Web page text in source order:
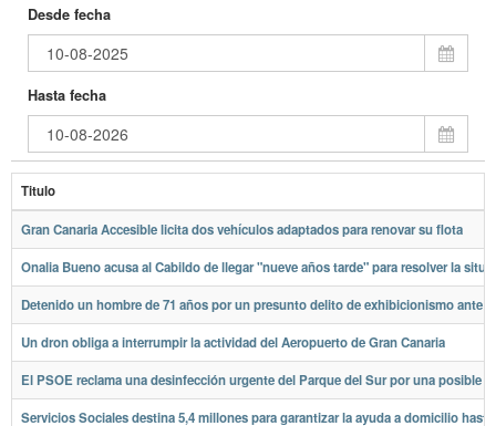
Desde fecha
Hasta fecha
Titulo
Gran Canaria Accesible licita dos vehículos adaptados para renovar su flota
Onalia Bueno acusa al Cabildo de llegar "nueve años tarde" para resolver la
Detenido un hombre de 71 años por un presunto delito de exhibicionismo ante
Un dron obliga a interrumpir la actividad del Aeropuerto de Gran Canaria
El PSOE reclama una desinfección urgente del Parque del Sur por una posible
Servicios Sociales destina 5,4 millones para garantizar la ayuda a domicilio hasta